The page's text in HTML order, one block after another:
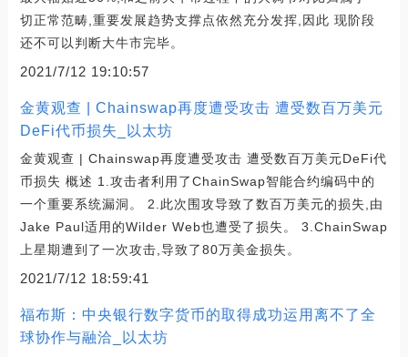
切正常范畴,重要发展趋势支撑点依然充分发挥,因此 现阶段
还不可以判断大牛市完毕。
2021/7/12 19:10:57
金黄观查 | Chainswap再度遭受攻击 遭受数百万美元
DeFi代币损失_以太坊
金黄观查 | Chainswap再度遭受攻击 遭受数百万美元DeFi代
币损失 概述 1.攻击者利用了ChainSwap智能合约编码中的
一个重要系统漏洞。 2.此次围攻导致了数百万美元的损失,由
Jake Paul适用的Wilder Web也遭受了损失。 3.ChainSwap
上星期遭到了一次攻击,导致了80万美金损失。
2021/7/12 18:59:41
福布斯：中央银行数字货币的取得成功运用离不了全
球协作与融洽_以太坊